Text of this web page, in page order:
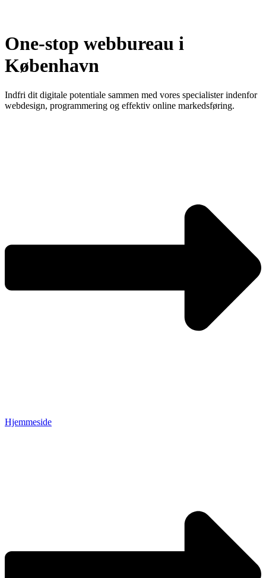
One-stop webbureau i
København
Indfri dit digitale potentiale sammen med vores specialister indenfor
webdesign, programmering og effektiv online markedsføring.
Hjemmeside